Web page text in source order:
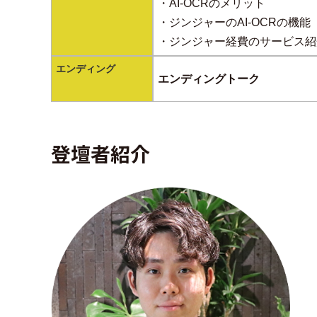
・AI-OCRのメリット
・ジンジャーのAI-OCRの機能
・ジンジャー経費のサービス
エンディング
エンディングトーク
登壇者紹介